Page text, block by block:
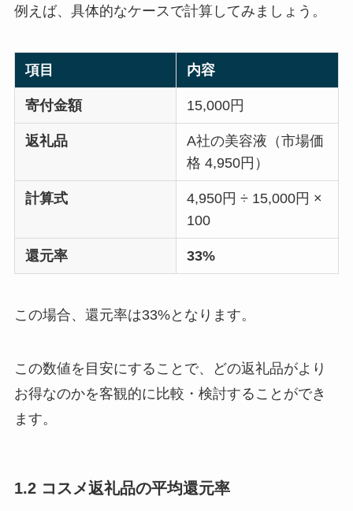
例えば、具体的なケースで計算してみましょう。
項目 内容
寄付金額 15,000円
返礼品
A社の美容液（市場価
格 4,950円）
計算式
4,950円 ÷ 15,000円 ×
100
還元率 33%
この場合、還元率は33%となります。
この数値を目安にすることで、どの返礼品がより
お得なのかを客観的に比較・検討することができ
ます。
1.2 コスメ返礼品の平均還元率